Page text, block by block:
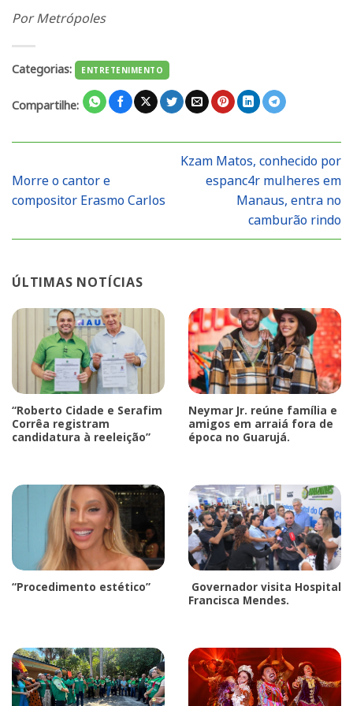
Por Metrópoles
Categorias: ENTRETENIMENTO
Compartilhe:
Morre o cantor e
compositor Erasmo Carlos
Kzam Matos, conhecido por
espanc4r mulheres em
Manaus, entra no
camburão rindo
ÚLTIMAS NOTÍCIAS
“Roberto Cidade e Serafim
Corrêa registram
candidatura à reeleição”
Neymar Jr. reúne família e
amigos em arraiá fora de
época no Guarujá.
“Procedimento estético”
Governador visita Hospital
Francisca Mendes.